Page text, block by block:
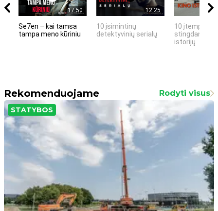
17:50
Se7en – kai tamsa
tampa meno kūriniu
12:25
10 įsimintinų
detektyvinių serialų
10 įtemptų,
stingdančių
istorijų
Rekomenduojame Rodyti visus
STATYBOS